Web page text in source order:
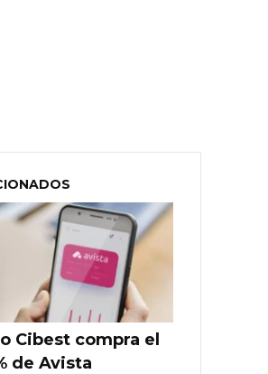
Cibest compra el
de Avista